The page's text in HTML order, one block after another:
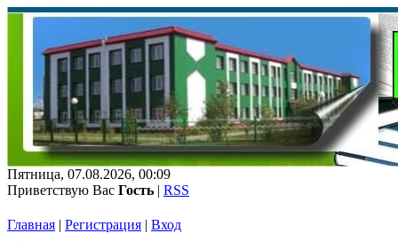
Пятница, 07.08.2026, 00:09
Приветствую Вас Гость | RSS
Главная | Регистрация | Вход